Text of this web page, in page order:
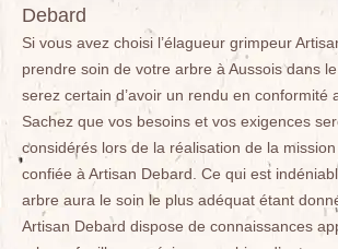
Debard
Si vous avez choisi l’élagueur grimpeur
prendre soin de votre arbre à Aussois dans
serez certain d’avoir un rendu en conformité
Sachez que vos besoins et vos exigences
considérés lors de la réalisation de la
confiée à Artisan Debard. Ce qui est
arbre aura le soin le plus adéquat étant
Artisan Debard dispose de connaissances